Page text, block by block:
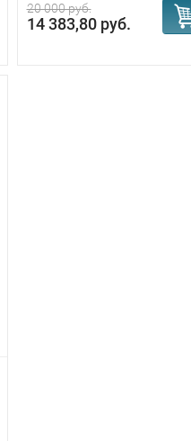
20 000 руб.
14 383,80 руб.